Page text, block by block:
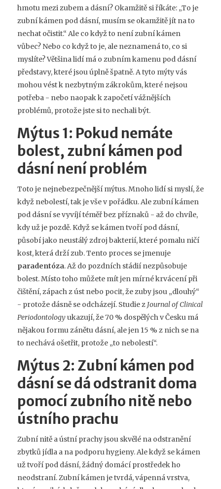
hmotu mezi zubem a dásní? Okamžitě si říkáte: „To je
zubní kámen pod dásní, musím se okamžitě jít na to
nechat očistit.“ Ale co když to není zubní kámen
vůbec? Nebo co když to je, ale neznamená to, co si
myslíte? Většina lidí má o zubním kamenu pod dásní
představy, které jsou úplně špatně. A tyto mýty vás
mohou vést k nezbytným zákrokům, které nejsou
potřeba - nebo naopak k započetí vážnějších
problémů, protože jste si to nechali být.
Mýtus 1: Pokud nemáte
bolest, zubní kámen pod
dásní není problém
Toto je nejnebezpečnější mýtus. Mnoho lidí si myslí, že
když nebolestí, tak je vše v pořádku. Ale zubní kámen
pod dásní se vyvíjí téměř bez příznaků - až do chvíle,
kdy už je pozdě. Když se kámen tvoří pod dásní,
působí jako neustálý zdroj bakterií, které pomalu ničí
kost, která drží zub. Tento proces se jmenuje
paradentóza. Až do pozdních stádií nezpůsobuje
bolest. Místo toho můžete mít jen mírné krvácení při
čištění, zápach z úst nebo pocit, že zuby jsou „dlouhý“
- protože dásně se odcházejí. Studie z Journal of Clinical
Periodontologyukazují, že 70 % dospělých v Česku má
nějakou formu zánětu dásní, ale jen 15 % z nich se na
to nechává ošetřit, protože „to nebolestí“.
Mýtus 2: Zubní kámen pod
dásní se dá odstranit doma
pomocí zubního nitě nebo
ústního prachu
Zubní nitě a ústní prachy jsou skvělé na odstranění
zbytků jídla a na podporu hygieny. Ale když se kámen
už tvoří pod dásní, žádný domácí prostředek ho
neodstraní. Zubní kámen je tvrdá, vápenná vrstva,